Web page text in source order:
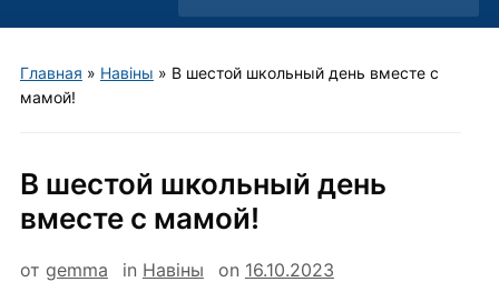
меню
Главная » Навiны » В шестой школьный день вместе с
мамой!
В шестой школьный день
вместе с мамой!
от gemma in Навiны on 16.10.2023